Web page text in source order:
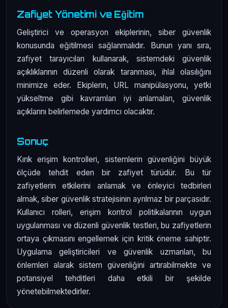
Zafiyet Yönetimi ve Eğitim
Geliştirici ve operasyon ekiplerinin, siber güvenlik
konusunda eğitilmesi sağlanmalıdır. Bunun yanı sıra,
zafiyet tarayıcıları kullanarak, sistemdeki güvenlik
açıklıklarının düzenli olarak taranması, ihlal olasılığını
minimize eder. Ekiplerin, URL manipülasyonu, yetki
yükseltme gibi kavramları iyi anlamaları, güvenlik
açıklarını belirlemede yardımcı olacaktır.
Sonuç
Kırık erişim kontrolleri, sistemlerin güvenliğini büyük
ölçüde tehdit eden bir zafiyet türüdür. Bu tür
zafiyetlerin etkilerini anlamak ve önleyici tedbirleri
almak, siber güvenlik stratejisinin ayrılmaz bir parçasıdır.
Kullanıcı rolleri, erişim kontrol politikalarının uygun
uygulanması ve düzenli güvenlik testleri, bu zafiyetlerin
ortaya çıkmasını engellemek için kritik öneme sahiptir.
Uygulama geliştiricileri ve güvenlik uzmanları, bu
önlemleri alarak sistem güvenliğini artırabilmekte ve
potansiyel tehditleri daha etkili bir şekilde
yönetebilmektedirler.